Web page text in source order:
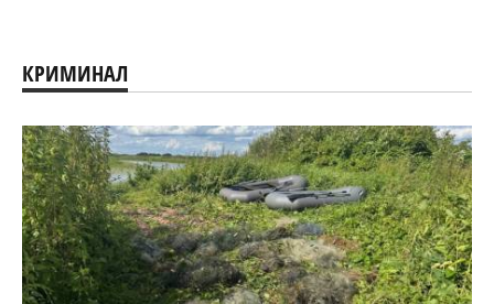
КРИМИНАЛ